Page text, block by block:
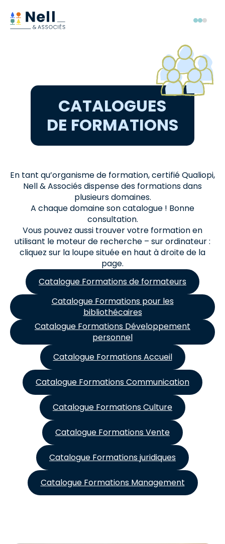
Aller au pied de page
Aller au menu
Aller au contenu
CATALOGUES
DE FORMATIONS
En tant qu’organisme de formation, certifié Qualiopi,
Nell & Associés dispense des formations dans
plusieurs domaines.
A chaque domaine son catalogue ! Bonne
consultation.
Vous pouvez aussi trouver votre formation en
utilisant le moteur de recherche – sur ordinateur :
cliquez sur la loupe située en haut à droite de la
page.
Catalogue Formations de formateurs
Catalogue Formations pour les
bibliothécaires
Catalogue Formations Développement
personnel
Catalogue Formations Accueil
Catalogue Formations Communication
Catalogue Formations Culture
Catalogue Formations Vente
Catalogue Formations juridiques
Catalogue Formations Management